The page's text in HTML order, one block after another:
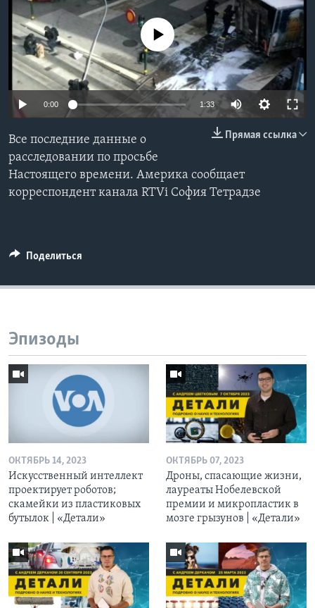
Learning English
СОЦИАЛЬНЫЕ СЕТИ
No media source currently available
0:00 1:33
Прямая ссылка
Все последние данные о
расследовании по просьбе
Настоящего времени. Америка сообщает
корреспондент канала RTVi София Тетрадзе
Поделиться
Эпизоды
ОКТЯБРЬ 14, 2023
Искусственный интеллект
проектирует роботов;
скамейки из пластиковых
бутылок | «Детали»
ОКТЯБРЬ 07, 2023
Дроны, спасающие жизни,
лауреаты Нобелевской
премии и микропластик в
мозге грызунов | «Детали»